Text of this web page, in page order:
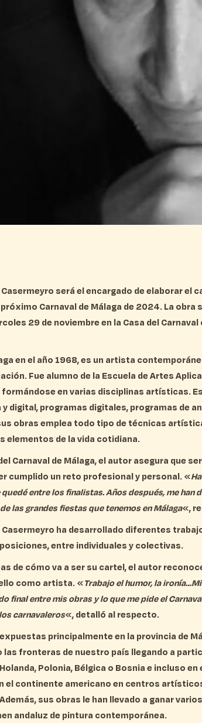
será el encargado de elaborar el
Carnaval de Málaga de 2024.La obra
29 de noviembre en la Casa del Carnaval
en el año 1968, es un artista
Fue alumno de la Escuela de Artes
formándose en varias disciplinas artísticas.
digital, programas digitales, programas de
obras emplea todo tipo de técnicas
elementos de la vida cotidiana.
Carnaval de Málaga, el autor asegura que
cumplido un reto profesional y personal. «
entre los finalistas. Años después, me han
las grandes fiestas que tenemos en Málaga«,
Casermeyro ha desarrollado diferentes
entre individuales y colectivas.
de cómo va a ser su cartel, el autor
como artista. «Trabajo el humor, la
final entre mis obras y lo que me pide el
carnavaleros«, detalló al respecto.
principalmente en la provincia de
las fronteras de nuestro país llegando a
Polonia, Bélgica o Bosniae incluso
el continente americano en centros
sus obras le han llevado a ganar
andaluz de pintura contemporánea.